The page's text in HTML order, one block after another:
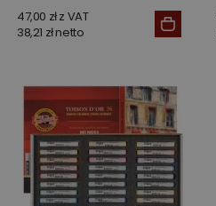
47,00 zł z VAT
38,21 zł netto